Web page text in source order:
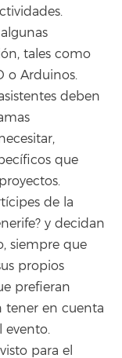
tales como
o Arduinos.
deben
que
de la
y decidan
siempre que
propios
prefieran
tener en cuenta
evento.
para el